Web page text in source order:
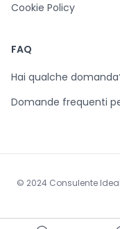
Cookie Policy
FAQ
Hai qualche
Domande frequenti
© 2024 Consulente